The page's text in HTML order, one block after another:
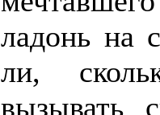
ладонь на
ли,
вызывать